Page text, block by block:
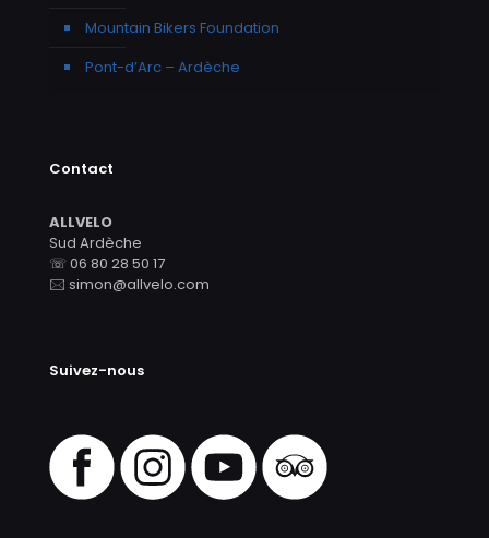
Mountain Bikers Foundation
Pont-d’Arc – Ardèche
Contact
ALLVELO
Sud Ardèche
☏ 06 80 28 50 17
🖂 simon@allvelo.com
Suivez-nous